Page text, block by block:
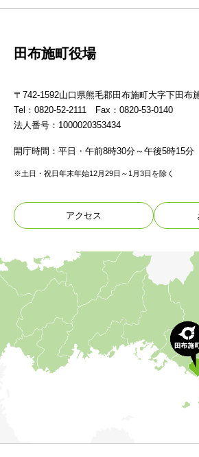
田布施町役場
〒742-1592山口県熊毛郡田布施町大字下田布
Tel：0820-52-2111 Fax：0820-53-0140
法人番号：1000020353434
開庁時間：平日・午前8時30分～午後5時15分
※土日・祝日年末年始12月29日～1月3日を除く
アクセス